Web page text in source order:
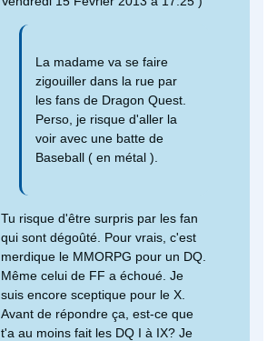
La madame va se faire
zigouiller dans la rue par
les fans de Dragon Quest.
Perso, je risque d'aller la
voir avec une batte de
Baseball ( en métal ).
Tu risque d'être surpris par les fan
qui sont dégoûté. Pour vrais, c'est
merdique le MMORPG pour un DQ.
Même celui de FF a échoué. Je
suis encore sceptique pour le X.
Avant de répondre ça, est-ce que
t'a au moins fait les DQ I à IX? Je